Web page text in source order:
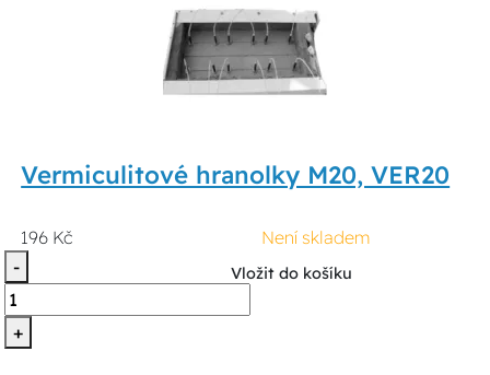
Vermiculitové hranolky M20, VER20
196 Kč
Není skladem
-
+
Vložit do košíku